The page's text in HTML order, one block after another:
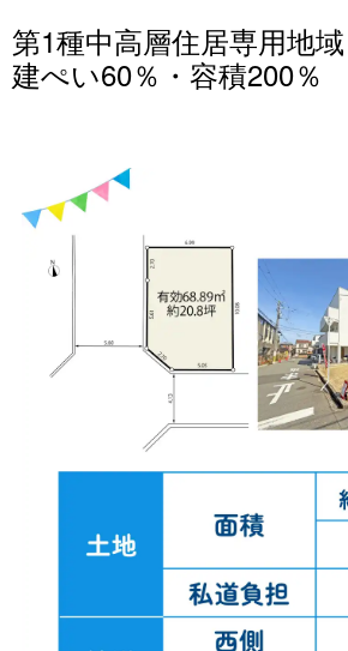
第1種中高層住居専用地
建ぺい60％・容積200％